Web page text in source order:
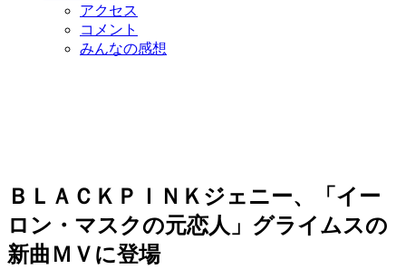
アクセス
コメント
みんなの感想
ＢＬＡＣＫＰＩＮＫジェニー、「イー
ロン・マスクの元恋人」グライムスの
新曲ＭＶに登場